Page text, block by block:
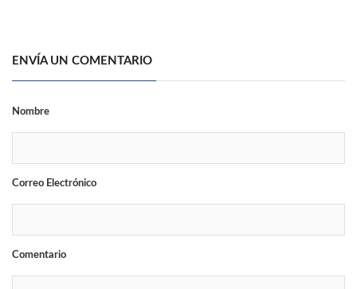
ENVÍA UN COMENTARIO
Nombre
Correo Electrónico
Comentario